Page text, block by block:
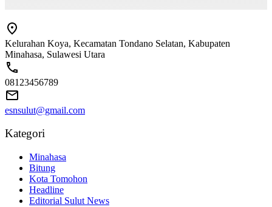
Kelurahan Koya, Kecamatan Tondano Selatan, Kabupaten
Minahasa, Sulawesi Utara
08123456789
esnsulut@gmail.com
Kategori
Minahasa
Bitung
Kota Tomohon
Headline
Editorial Sulut News